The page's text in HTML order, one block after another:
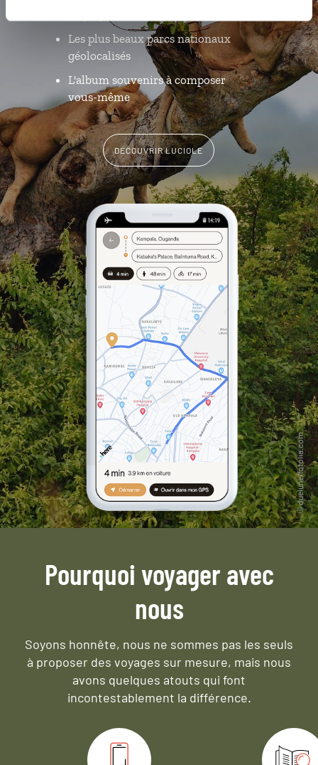
Les plus beaux parcs nationaux
géolocalisés
L'album souvenirs à composer
vous-même
DÉCOUVRIR LUCIOLE
Pourquoi voyager avec
nous
Soyons honnête, nous ne sommes pas les seuls
à proposer des voyages sur mesure, mais nous
avons quelques atouts qui font
incontestablement la différence.